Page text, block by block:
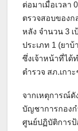
ต่อมาเมื่อเวลา
ตรวจสอบของก
หลัง จำนวน 3
ประเภท 1 (ยา
ซึ่งเจ้าหน้าที่ได้
ตำรวจ สภ.เกา
จากเหตุการณ์ดั
บัญชาการกองก
ศูนย์ปฏิบัติการป้